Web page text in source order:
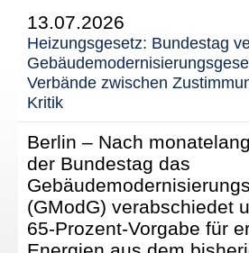
13.07.2026
Heizungsgesetz: Bundestag
Verbände zwischen
Kritik
Berlin – Nach
der Bundestag das
(GModG) verabschiedet
65-Prozent-Vorgabe für